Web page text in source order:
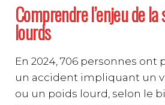
Comprendre l’enjeu de
lourds
En 2024, 706 personnes ont
un accident impliquant un
ou un poids lourd, selon le